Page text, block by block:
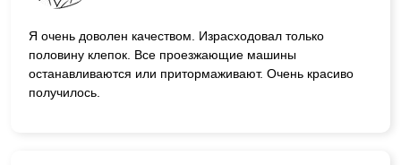
Я очень доволен качеством. Израсходовал только
половину клепок. Все проезжающие машины
останавливаются или притормаживают. Очень красиво
получилось.